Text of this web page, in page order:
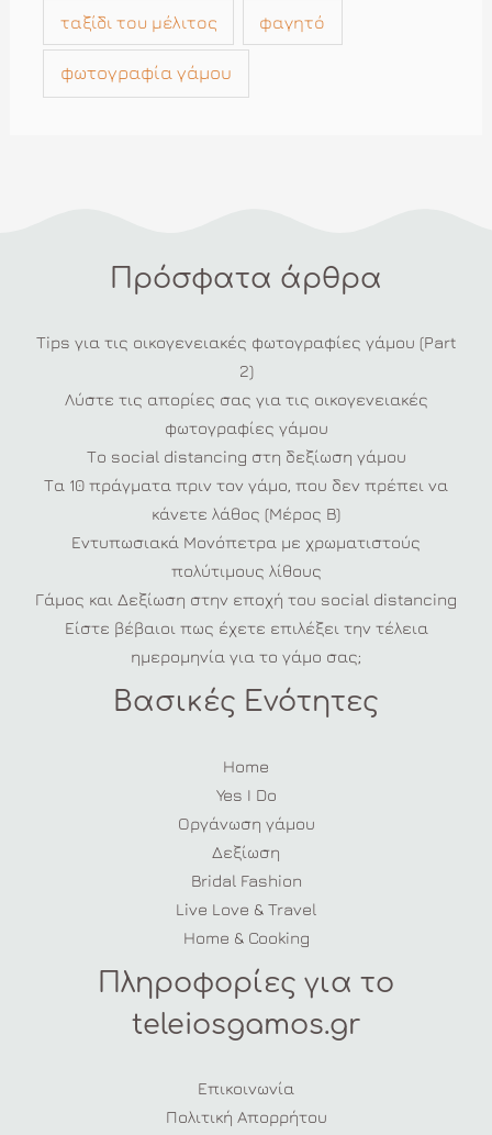
ταξίδι του μέλιτος φαγητό
φωτογραφία γάμου
Πρόσφατα άρθρα
Tips για τις οικογενειακές φωτογραφίες γάμου (Part
2)
Λύστε τις απορίες σας για τις οικογενειακές
φωτογραφίες γάμου
Το social distancing στη δεξίωση γάμου
Τα 10 πράγματα πριν τον γάμο, που δεν πρέπει να
κάνετε λάθος (Μέρος Β)
Εντυπωσιακά Μονόπετρα με χρωματιστούς
πολύτιμους λίθους
Γάμος και Δεξίωση στην εποχή του social distancing
Είστε βέβαιοι πως έχετε επιλέξει την τέλεια
ημερομηνία για το γάμο σας;
Βασικές Ενότητες
Home
Yes I Do
Οργάνωση γάμου
Δεξίωση
Bridal Fashion
Live Love & Travel
Home & Cooking
Πληροφορίες για το
teleiosgamos.gr
Επικοινωνία
Πολιτική Απορρήτου